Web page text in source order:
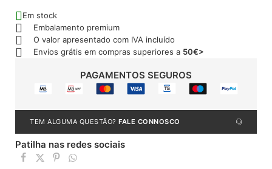
Em stock
Embalamento premium
O valor apresentado com IVA incluído
Envios grátis em compras superiores a 50€>
PAGAMENTOS SEGUROS
TEM ALGUMA QUESTÃO? FALE CONNOSCO
Patilha nas redes sociais